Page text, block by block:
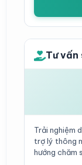
Tư vấn
Trải nghiệm
trợ lý thông
hướng chăm